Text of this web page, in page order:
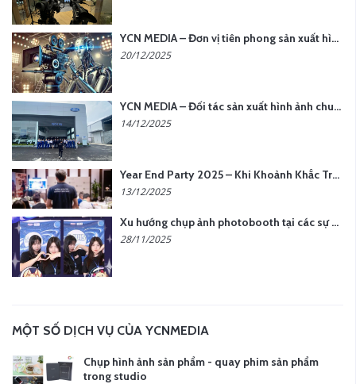
YCN MEDIA – Đơn vị tiên phong sản xuất hình ảnh & âm thanh bằng AI tại Hà Nội
20/12/2025
YCN MEDIA – Đối tác sản xuất hình ảnh chuyên nghiệp cho doanh nghiệp tại Hà Nội
14/12/2025
Year End Party 2025 – Khi Khoảnh Khắc Trở Thành Dấu Ấn | Gói Ưu Đãi Tháng 12 Từ YCN Media
13/12/2025
Xu hướng chụp ảnh photobooth tại các sự kiện hiện nay
28/11/2025
MỘT SỐ DỊCH VỤ CỦA YCNMEDIA
Chụp hình ảnh sản phẩm - quay phim sản phẩm
trong studio